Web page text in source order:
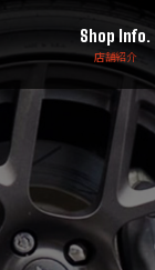
Shop Info.
店舗紹介